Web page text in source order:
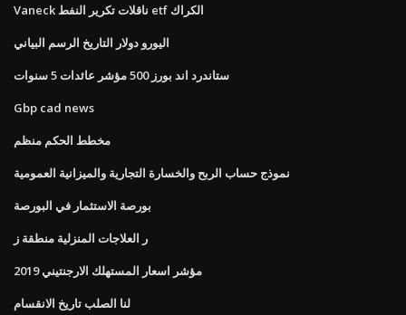
Vaneck ناقلات تكرير النفط etf الكراك
اليورو دولار التاريخ الرسم البياني
ستاندرد اند بورز 500 مؤشر عائدات 5 سنوات
Gbp cad news
مخطط الحكم منظم
نموذج حساب الربح والخسارة التجارية والميزانية العمومية
بورصة الاستثمار في البورصة
ر العلاجات المنزلية منطقة ز
مؤشر اسعار المستهلك الارجنتيني 2019
لنا الصلب تاريخ الانقسام